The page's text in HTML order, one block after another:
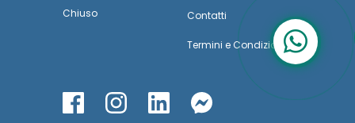
Chiuso
Contatti
Termini e Condizioni